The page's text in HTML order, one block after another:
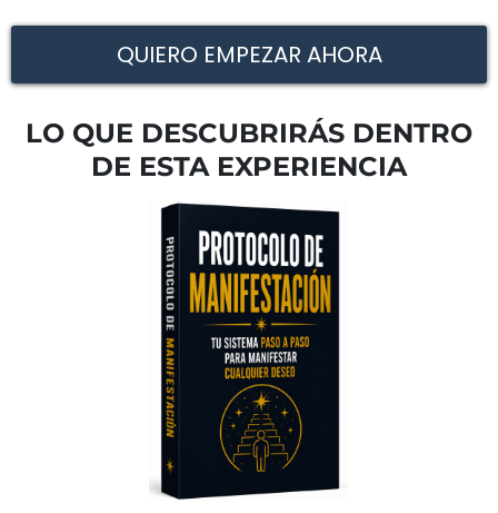
QUIERO EMPEZAR AHORA
LO QUE DESCUBRIRÁS DENTRO
DE ESTA EXPERIENCIA